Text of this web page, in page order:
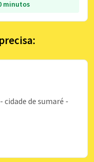
minutos
de sumaré -